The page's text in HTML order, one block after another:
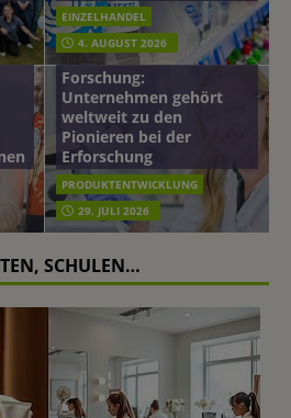
EINZELHANDEL
4. AUGUST 2026
Beiersdorf
Hautmikrobiom-
Forschung:
Unternehmen gehört
weltweit zu den
Pionieren bei der
Erforschung
PRODUKTENTWICKLUNG
29. JULI 2026
SCHULEN…